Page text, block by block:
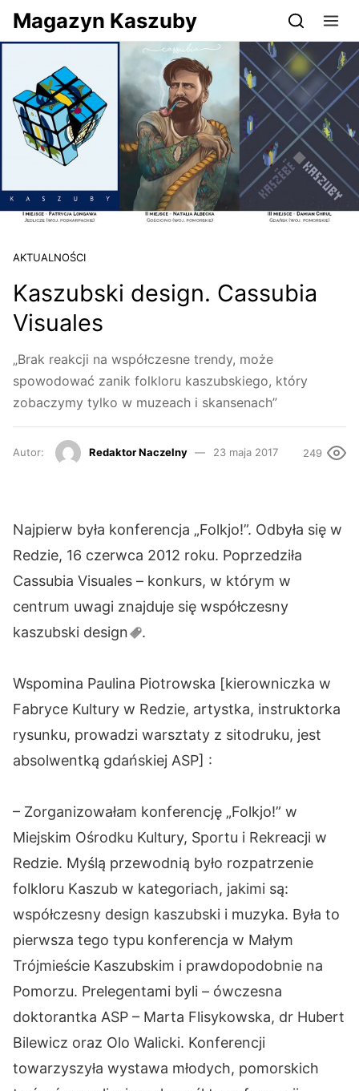
Przejdź do serwisu magazynkaszuby.pl
Magazyn Kaszuby
AKTUALNOŚCI
Kaszubski design. Cassubia
Visuales
„Brak reakcji na współczesne trendy, może
spowodować zanik folkloru kaszubskiego, który
zobaczymy tylko w muzeach i skansenach”
Autor: Redaktor Naczelny 23 maja 2017 249
Najpierw była konferencja „Folkjo!”. Odbyła się w
Redzie, 16 czerwca 2012 roku. Poprzedziła
Cassubia Visuales – konkurs, w którym w
centrum uwagi znajduje się współczesny
kaszubski design .
Wspomina Paulina Piotrowska [kierowniczka w
Fabryce Kultury w Redzie, artystka, instruktorka
rysunku, prowadzi warsztaty z sitodruku, jest
absolwentką gdańskiej ASP] :
– Zorganizowałam konferencję „Folkjo!” w
Miejskim Ośrodku Kultury, Sportu i Rekreacji w
Redzie. Myślą przewodnią było rozpatrzenie
folkloru Kaszub w kategoriach, jakimi są:
współczesny design kaszubski i muzyka. Była to
pierwsza tego typu konferencja w Małym
Trójmieście Kaszubskim i prawdopodobnie na
Pomorzu. Prelegentami byli – ówczesna
doktorantka ASP – Marta Flisykowska, dr Hubert
Bilewicz oraz Olo Walicki. Konferencji
towarzyszyła wystawa młodych, pomorskich